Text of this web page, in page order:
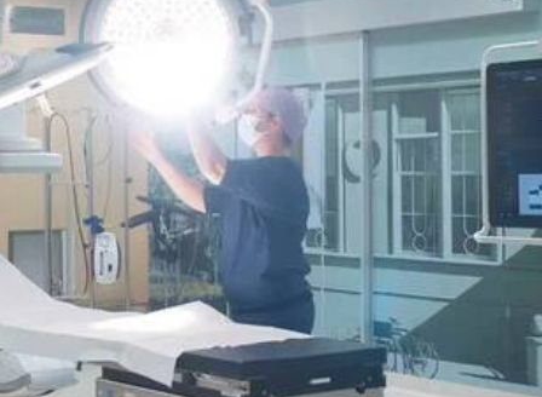
Flexibel werken
Hoe wij het doen
Vrijwilligerswerk
Job alert Mijn vacatures
Naar home asz.nl